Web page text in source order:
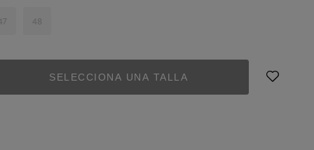
48
SELECCIONA UNA TALLA